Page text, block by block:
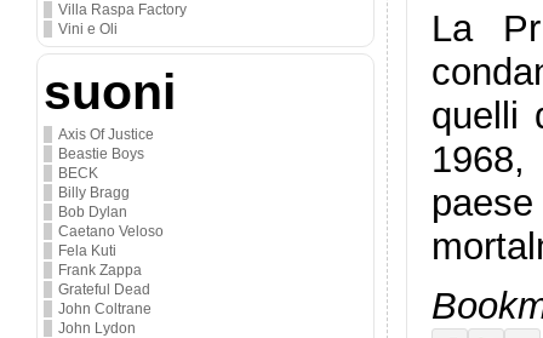
Villa Raspa Factory
Vini e Oli
suoni
Axis Of Justice
Beastie Boys
BECK
Billy Bragg
Bob Dylan
Caetano Veloso
Fela Kuti
Frank Zappa
Grateful Dead
John Coltrane
John Lydon
La
quelli
1968,